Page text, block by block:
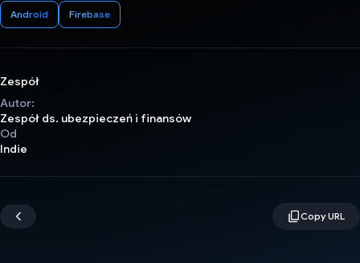
Android Firebase
Zespół
Autor:
Zespół ds. ubezpieczeń i finansów
Od
Indie